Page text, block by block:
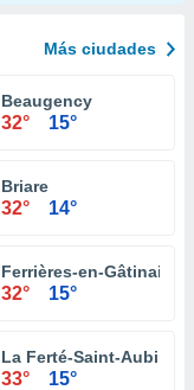
Más ciudades
Beaugency
32° 15°
Briare
32° 14°
Ferrières-en-Gâtinais
32° 15°
La Ferté-Saint-Aubin
33° 15°